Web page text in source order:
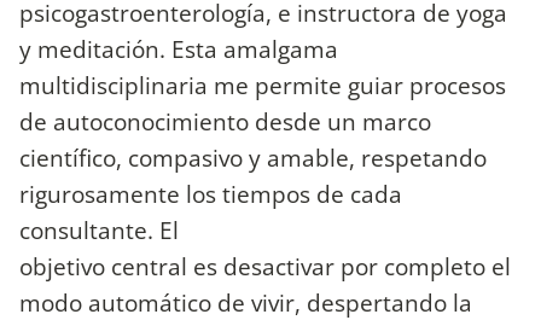
psicogastroenterología, e instructora de yoga
y meditación. Esta amalgama
multidisciplinaria me permite guiar procesos
de autoconocimiento desde un marco
científico, compasivo y amable, respetando
rigurosamente los tiempos de cada
consultante. El
objetivo central es desactivar por completo el
modo automático de vivir, despertando la